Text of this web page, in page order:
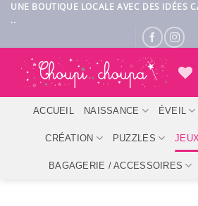
Passer
au
UNE BOUTIQUE LOCALE AVEC DES IDÉES
..
ACCUEIL NAISSANCE ÉVEIL
CRÉATION PUZZLES
BAGAGERIE / ACCESSOIRES